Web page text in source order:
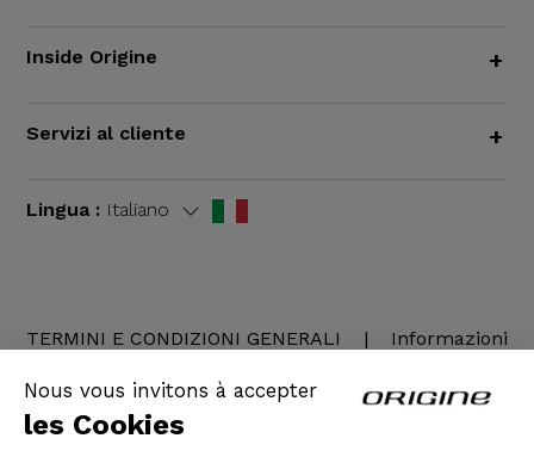
Nous vous invitons à accepter
les Cookies
Inside Origine +
Servizi al cliente +
Lingua : Italiano
TERMINI E CONDIZIONI GENERALI |
Informazioni